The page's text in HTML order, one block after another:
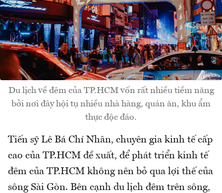
Du lịch về đêm của TP.HCM vốn rất nhiều tiềm năng
bởi nơi đây hội tụ nhiều nhà hàng, quán ăn, khu ẩm
thực độc đáo.
Tiến sỹ Lê Bá Chí Nhân, chuyên gia kinh tế cấp
cao của TP.HCM đề xuất, để phát triển kinh tế
đêm của TP.HCM không nên bỏ qua lợi thế của
sông Sài Gòn. Bên cạnh du lịch đêm trên sông,